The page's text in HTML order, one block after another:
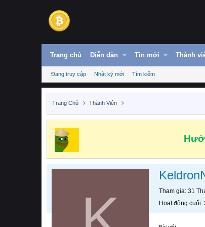
Trang chủ Diễn đàn Tin mới Thành
Đang truy cập Nhật ký mới Tìm kiếm
Trang Chủ Thành Viên
Tham gia 31
Hoạt động cuối